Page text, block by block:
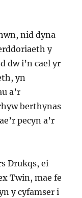
nid dyna
y
dw i’n cael yr
yn
a’r
berthynas
pecyn a’r
Drukqs, ei
Twin, mae fe
y cyfamser i